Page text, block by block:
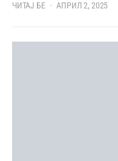
ЧИТАЈ БЕ АПРИЛ 2, 2025